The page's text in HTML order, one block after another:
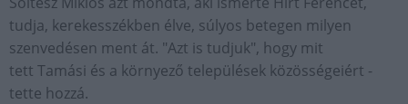
tudja, kerekesszékben élve, súlyos betegen milyen
szenvedésen ment át. "Azt is tudjuk", hogy mit
tett Tamási és a környező települések közösségeiért -
tette hozzá.